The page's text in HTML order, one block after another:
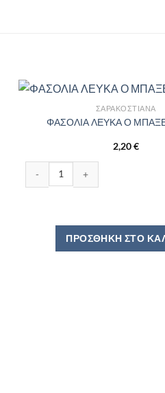
ποσότητα
ΣΑΡΑΚΟΣΤΙΑΝΆ
ΦΑΣΟΛΙΑ ΛΕΥΚΑ Ο
2,20€
ΠΡΟΣΘΉΚΗ ΣΤΟ